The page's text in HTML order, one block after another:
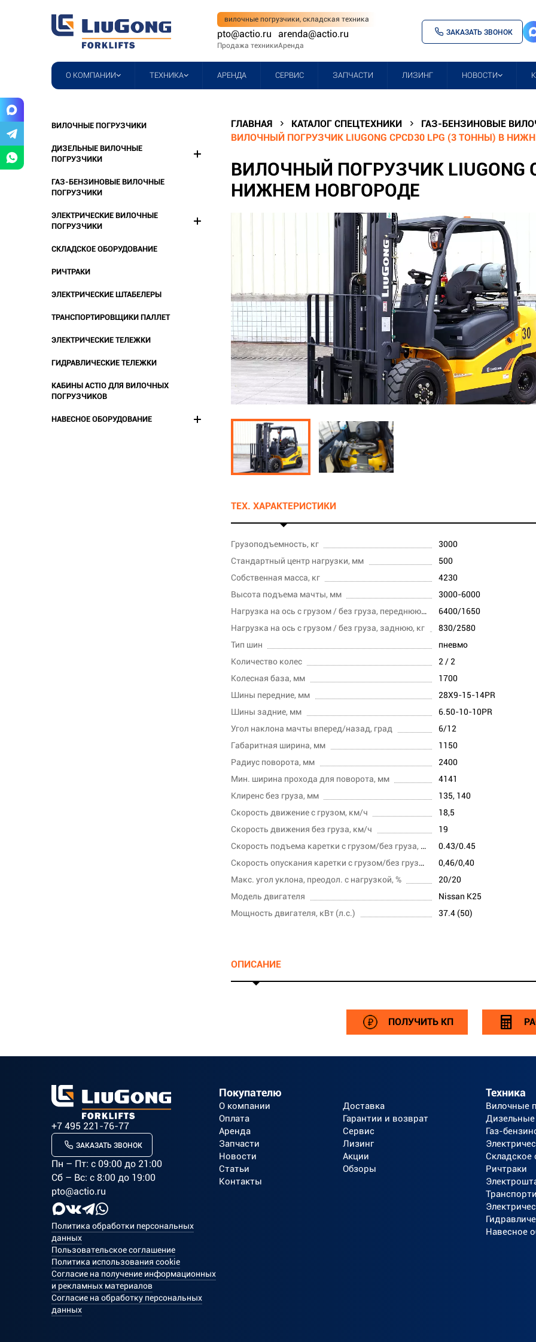
вилочные погрузчики, складская техника
pto@actio.ru
Продажа техники
arenda@actio.ru
Аренда
ЗАКАЗАТЬ ЗВОНОК
О КОМПАНИИ ТЕХНИКА АРЕНДА СЕРВИС ЗАПЧАСТИ ЛИЗИНГ НОВОСТИ
ВИЛОЧНЫЕ ПОГРУЗЧИКИ
ДИЗЕЛЬНЫЕ ВИЛОЧНЫЕ
ПОГРУЗЧИКИ
ГАЗ-БЕНЗИНОВЫЕ ВИЛОЧНЫЕ
ПОГРУЗЧИКИ
ЭЛЕКТРИЧЕСКИЕ ВИЛОЧНЫЕ
ПОГРУЗЧИКИ
СКЛАДСКОЕ ОБОРУДОВАНИЕ
РИЧТРАКИ
ЭЛЕКТРИЧЕСКИЕ ШТАБЕЛЕРЫ
ТРАНСПОРТИРОВЩИКИ ПАЛЛЕТ
ЭЛЕКТРИЧЕСКИЕ ТЕЛЕЖКИ
ГИДРАВЛИЧЕСКИЕ ТЕЛЕЖКИ
КАБИНЫ ACTIO ДЛЯ ВИЛОЧНЫХ
ПОГРУЗЧИКОВ
НАВЕСНОЕ ОБОРУДОВАНИЕ
ГЛАВНАЯ КАТАЛОГ СПЕЦТЕХНИКИ
ГАЗ-БЕНЗИНОВЫЕ
ВИЛОЧНЫЙ ПОГРУЗЧИК LIUGONG CPCD30 LPG (3 ТОННЫ) В
ВИЛОЧНЫЙ ПОГРУЗЧИК LIUGONG
НИЖНЕМ НОВГОРОДЕ
ТЕХ. ХАРАКТЕРИСТИКИ
Грузоподъемность, кг
3000
Стандартный центр нагрузки, мм
500
Собственная масса, кг
4230
Высота подъема мачты, мм
3000-6000
Нагрузка на ось с грузом / без груза, переднюю, кг
6400/1650
Нагрузка на ось с грузом / без груза, заднюю, кг
830/2580
Тип шин
пневмо
Количество колес
2 / 2
Колесная база, мм
1700
Шины передние, мм
28X9-15-14PR
Шины задние, мм
6.50-10-10PR
Угол наклона мачты вперед/назад, град
6/12
Габаритная ширина, мм
1150
Радиус поворота, мм
2400
Мин. ширина прохода для поворота, мм
4141
Клиренс без груза, мм
135, 140
Скорость движение с грузом, км/ч
18,5
Скорость движения без груза, км/ч
19
Скорость подъема каретки с грузом/без груза, м/с
0.43/0.45
Скорость опускания каретки с грузом/без груза,м/сек
0,46/0,40
Макс. угол уклона, преодол. с нагрузкой, %
20/20
Модель двигателя
Nissan K25
Мощность двигателя, кВт (л.с.)
37.4 (50)
ОПИСАНИЕ
ПОЛУЧИТЬ КП
+7 495 221-76-77
ЗАКАЗАТЬ ЗВОНОК
Пн – Пт: c 09:00 до 21:00
Сб – Вс: с 8:00 до 19:00
pto@actio.ru
Политика обработки персональных
данных
Пользовательское соглашение
Политика использования cookie
Согласие на получение информационных
и рекламных материалов
Согласие на обработку персональных
данных
Покупателю
О компании
Доставка
Оплата
Гарантии и возврат
Аренда
Сервис
Запчасти
Лизинг
Новости
Акции
Статьи
Обзоры
Контакты
Техника
Вилочные
Дизельные
Газ-
Складское
Ричтраки
Навесное